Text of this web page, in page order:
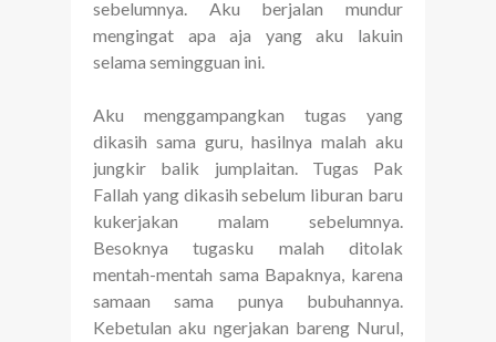
sebelumnya. Aku berjalan mundur
mengingat apa aja yang aku lakuin
selama semingguan ini.
Aku menggampangkan tugas yang
dikasih sama guru, hasilnya malah aku
jungkir balik jumplaitan. Tugas Pak
Fallah yang dikasih sebelum liburan baru
kukerjakan malam sebelumnya.
Besoknya tugasku malah ditolak
mentah-mentah sama Bapaknya, karena
samaan sama punya bubuhannya.
Kebetulan aku ngerjakan bareng Nurul,